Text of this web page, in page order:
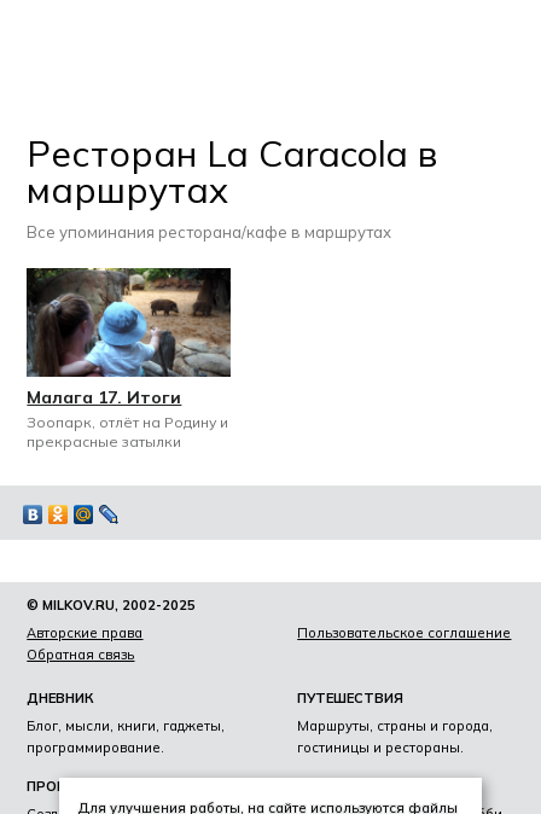
Ресторан La Caracola в
маршрутах
Все упоминания ресторана/кафе в маршрутах
Малага 17. Итоги
Зоопарк, отлёт на Родину и
прекрасные затылки
© MILKOV.RU, 2002-2025
Авторские права
Пользовательское соглашение
Обратная связь
ДНЕВНИК
Блог, мысли, книги, гаджеты,
программирование.
ПУТЕШЕСТВИЯ
Маршруты, страны и города,
гостиницы и рестораны.
ПРОЕКТЫ
Для улучшения работы, на сайте используются файлы